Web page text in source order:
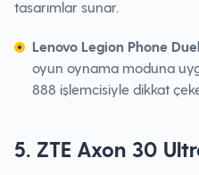
tasarımlar sunar.
Lenovo Legion Phone
oyun oynama moduna
888 işlemcisiyle dikkat
5. ZTE Axon 30